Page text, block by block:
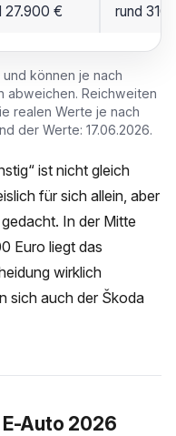
27.900 € rund 310
können je nach
abweichen. Reichweiten
realen Werte je nach
der Werte: 17.06.2026.
ist nicht gleich
für sich allein, aber
In der Mitte
Euro liegt das
wirklich
sich auch der Škoda
Auto 2026